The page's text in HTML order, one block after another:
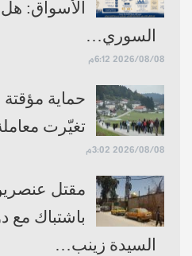
حساباتنا: فيسبوك تلغرام
الأسواق:
السوري…
2026/08/08 6:12م
حماية
تغيّرت
2026/08/08 3:02م
مقتل
باشتباك مع
السيدة زينب…